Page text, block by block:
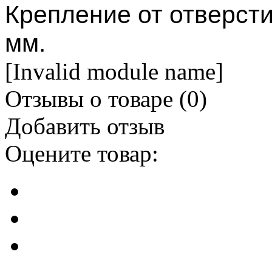
Крепление от
мм.
[Invalid module name]
Отзывы о товаре (0)
Добавить отзыв
Оцените товар: